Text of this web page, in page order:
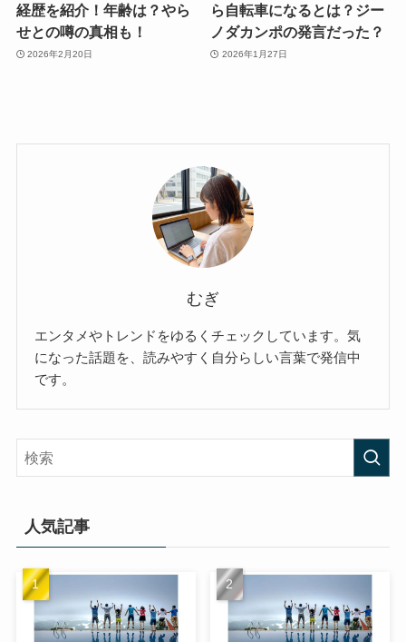
経歴を紹介！年齢は？やら
せとの噂の真相も！
2026年2月20日
ら自転車になるとは？ジー
ノダカンポの発言だった？
2026年1月27日
むぎ
エンタメやトレンドをゆるくチェックしています。気
になった話題を、読みやすく自分らしい言葉で発信中
です。
人気記事